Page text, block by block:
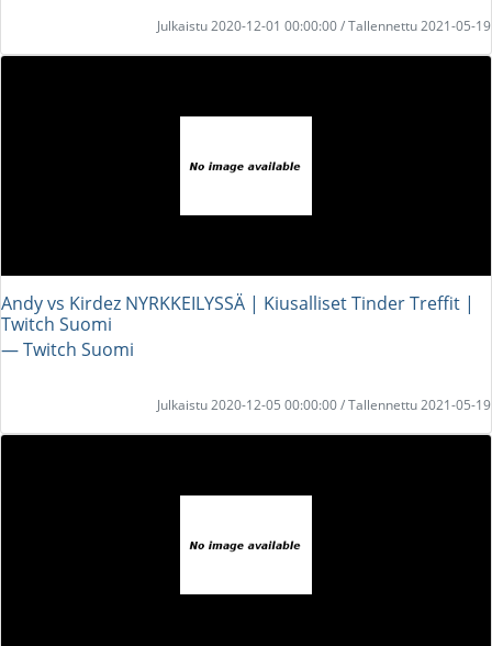
Julkaistu 2020-12-01 00:00:00 / Tallennettu 2021-05-19
Andy vs Kirdez NYRKKEILYSSÄ | Kiusalliset Tinder Treffit |
Twitch Suomi
― Twitch Suomi
Julkaistu 2020-12-05 00:00:00 / Tallennettu 2021-05-19